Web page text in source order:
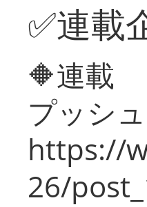
✅連載
🔶連載
プッシ
https://
26/